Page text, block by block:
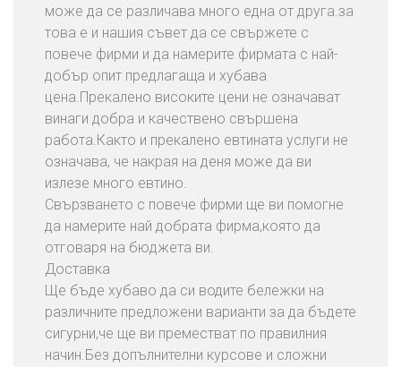
може да се различава много една от друга.за
това е и нашия съвет да се свържете с
повече фирми и да намерите фирмата с най-
добър опит предлагаща и хубава
цена.Прекалено високите цени не означават
винаги добра и качествено свършена
работа.Както и прекалено евтината услуги не
означава, че накрая на деня може да ви
излезе много евтино.
Свързването с повече фирми ще ви помогне
да намерите най добрата фирма,която да
отговаря на бюджета ви.
Доставка
Ще бъде хубаво да си водите бележки на
различните предложени варианти за да бъдете
сигурни,че ще ви преместват по правилния
начин.Без допълнителни курсове и сложни